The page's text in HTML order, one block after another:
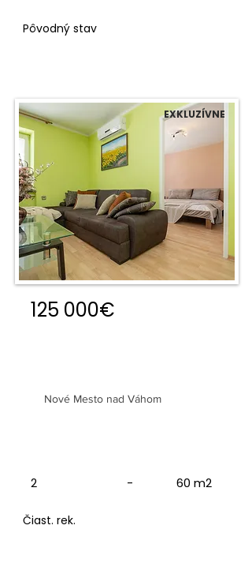
Pôvodný stav
EXKLUZÍVNE
125 000€
Nové Mesto nad Váhom
2 - 60 m2
Čiast. rek.